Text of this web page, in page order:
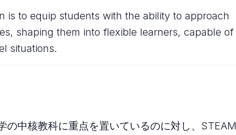
is to equip students with the ability to approach
shaping them into flexible learners, capable of
situations.
の中核教科に重点を置いているのに対し、STEAM